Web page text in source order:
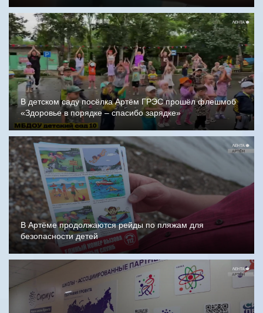
В детском саду посёлка Артём ГРЭС прошёл флешмоб
«Здоровье в порядке – спасибо зарядке»
В Артёме продолжаются рейды по пляжам для
безопасности детей